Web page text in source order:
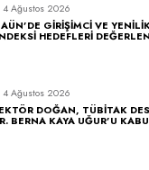
4 Ağustos 2026
GİRİŞİMCİ VE
HEDEFLERİ
4 Ağustos 2026
DOĞAN, TÜBİTAK
BERNA KAYA UĞUR’U